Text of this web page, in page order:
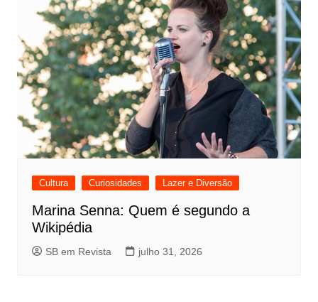
Cultura Curiosidades Lazer e Diversão
Marina Senna: Quem é segundo a
Wikipédia
SB em Revista julho 31, 2026